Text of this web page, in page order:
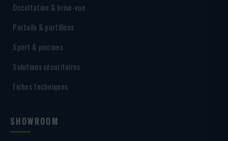
Occultation & brise-vue
Portails & portillons
Sport & piscines
Solutions sécuritaires
Fiches techniques
SHOWROOM